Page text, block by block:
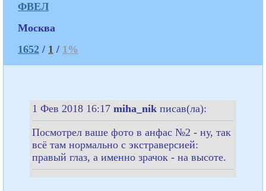
ФВЕЛ
Москва
1652 / 1 / 1%
1 Фев 2018 16:17 miha_nik писав(ла):
Посмотрел ваше фото в анфас №2 - ну, так
всё там нормально с экстраверсией:
правый глаз, а именно зрачок - на высоте.